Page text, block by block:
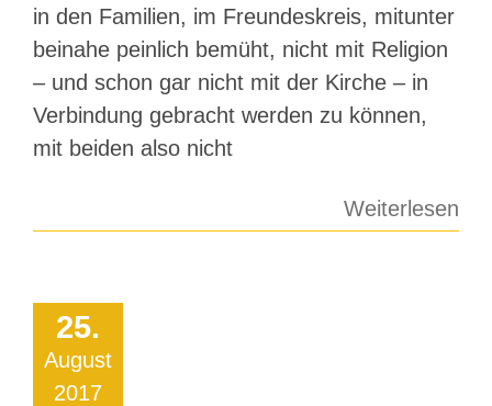
in den Familien, im Freundeskreis, mitunter
beinahe peinlich bemüht, nicht mit Religion
– und schon gar nicht mit der Kirche – in
Verbindung gebracht werden zu können,
mit beiden also nicht
Weiterlesen
25.
August
2017